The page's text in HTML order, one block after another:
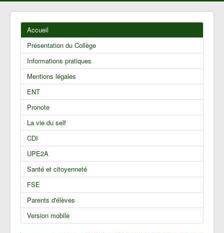
Accueil
Présentation du Collège
Informations pratiques
Mentions légales
ENT
Pronote
La vie du self
CDI
UPE2A
Santé et citoyenneté
FSE
Parents d'élèves
Version mobile